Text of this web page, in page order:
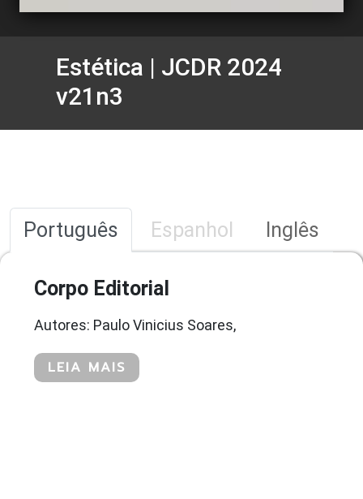
Estética | JCDR 2024
v21n3
Português Espanhol Inglês
Corpo Editorial
Autores: Paulo Vinicius Soares,
LEIA MAIS